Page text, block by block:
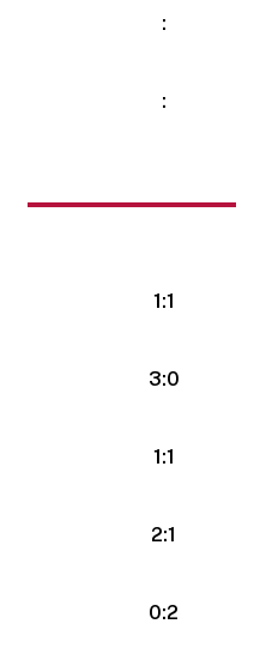
:
:
1:1
3:0
1:1
2:1
0:2